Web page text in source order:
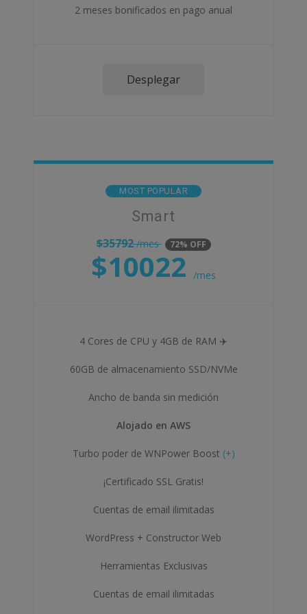
2 meses bonificados en pago anual
Desplegar
MOST POPULAR
Smart
$35792/mes 72% OFF
$10022 /mes
4 Cores de CPU y 4GB de RAM ✈️
60GB de almacenamiento SSD/NVMe
Ancho de banda sin medición
Alojado en AWS
Turbo poder de WNPower Boost (+)
¡Certificado SSL Gratis!
Cuentas de email ilimitadas
WordPress + Constructor Web
Herramientas Exclusivas
Cuentas de email ilimitadas